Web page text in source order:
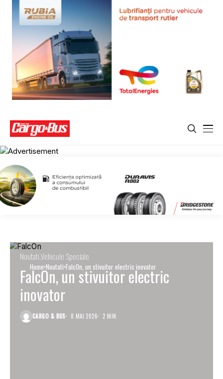
Home Noutati FalcOn, un stivuitor electric inovator
NoutatiVehicule Speciale
FalcOn, un stivuitor electric
inovator
CARGO & BUS 8 MAI 2026 2 MIN.